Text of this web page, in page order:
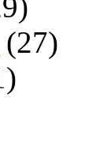
(27)